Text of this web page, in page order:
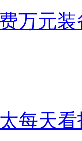
万元
每天